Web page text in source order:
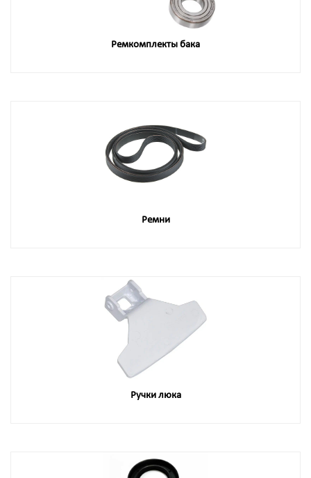
Ремкомплекты бака
Ремни
Ручки люка